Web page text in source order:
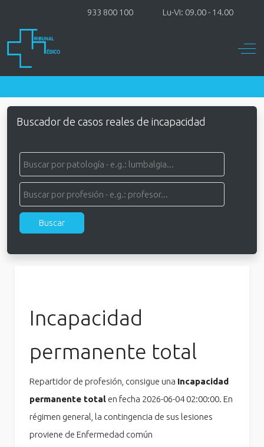
933 800 100 Lu-Vi: 09.00 - 14.00
Off-
Buscador de casos reales de incapacidad
Incapacidad
permanente total
Repartidor de profesión, consigue una Incapacidad
permanente total en fecha 2026-06-04 02:00:00. En
régimen general, la contingencia de sus lesiones
proviene de Enfermedad común